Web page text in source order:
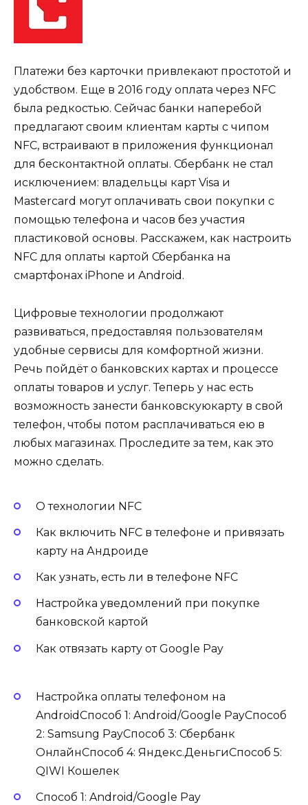
Платежи без карточки привлекают простотой и
удобством. Еще в 2016 году оплата через NFC
была редкостью. Сейчас банки наперебой
предлагают своим клиентам карты с чипом
NFC, встраивают в приложения функционал
для бесконтактной оплаты. Сбербанк не стал
исключением: владельцы карт Visa и
Mastercard могут оплачивать свои покупки с
помощью телефона и часов без участия
пластиковой основы. Расскажем, как настроить
NFC для оплаты картой Сбербанка на
смартфонах iPhone и Android.
Цифровые технологии продолжают
развиваться, предоставляя пользователям
удобные сервисы для комфортной жизни.
Речь пойдёт о банковских картах и процессе
оплаты товаров и услуг. Теперь у нас есть
возможность занести банковскуюкарту в свой
телефон, чтобы потом расплачиваться ею в
любых магазинах. Проследите за тем, как это
можно сделать.
О технологии NFC
Как включить NFC в телефоне и привязать
карту на Андроиде
Как узнать, есть ли в телефоне NFC
Настройка уведомлений при покупке
банковской картой
Как отвязать карту от Google Pay
Настройка оплаты телефоном на
AndroidСпособ 1: Android/Google PayСпособ
2: Samsung PayСпособ 3: Сбербанк
ОнлайнСпособ 4: Яндекс.ДеньгиСпособ 5:
QIWI Кошелек
Способ 1: Android/Google Pay